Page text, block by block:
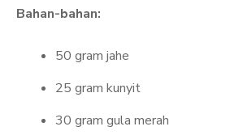
Bahan-bahan:
50 gram jahe
25 gram kunyit
30 gram gula merah